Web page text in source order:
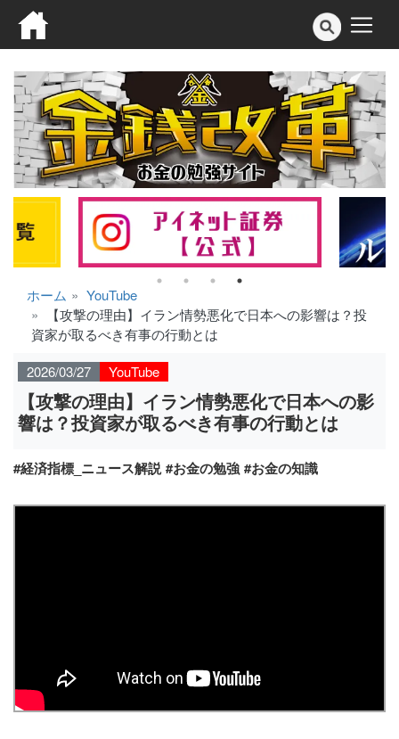
ホーム
YouTube
【攻撃の理由】イラン情勢悪化で日本への影響は？投
資家が取るべき有事の行動とは
2026/03/27
YouTube
【攻撃の理由】イラン情勢悪化で日本への影
響は？投資家が取るべき有事の行動とは
#経済指標_ニュース解説 #お金の勉強 #お金の知識